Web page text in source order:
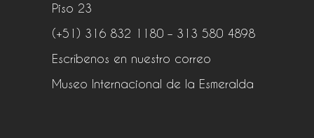
Piso 23
(+51) 316 832 1180 – 313 580 4898
Escríbenos en nuestro correo
Museo Internacional de la Esmeralda